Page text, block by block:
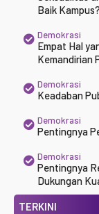
Baik Kampus?
Demokrasi
Empat Hal
Kemandirian
Demokrasi
Keadaban
Demokrasi
Pentingnya
Demokrasi
Pentingnya
Dukungan
TERKINI